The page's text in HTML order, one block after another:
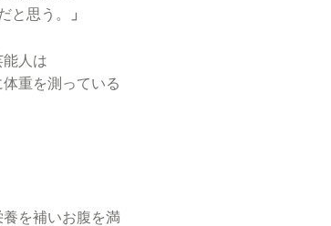
と思う。 」
人は
重を測っている
を補いお腹を満